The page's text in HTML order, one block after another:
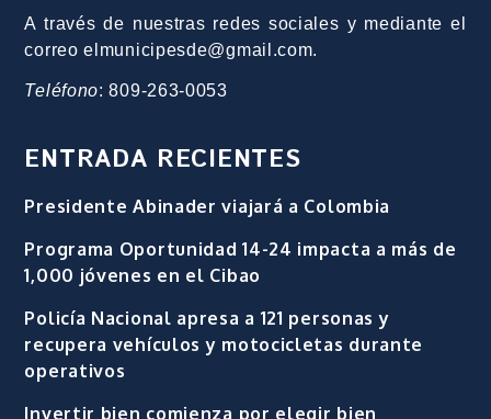
A través de nuestras redes sociales y mediante el
correo elmunicipesde@gmail.com.
Teléfono: 809-263-0053
ENTRADA RECIENTES
Presidente Abinader viajará a Colombia
Programa Oportunidad 14-24 impacta a más de
1,000 jóvenes en el Cibao
Policía Nacional apresa a 121 personas y
recupera vehículos y motocicletas durante
operativos
Invertir bien comienza por elegir bien